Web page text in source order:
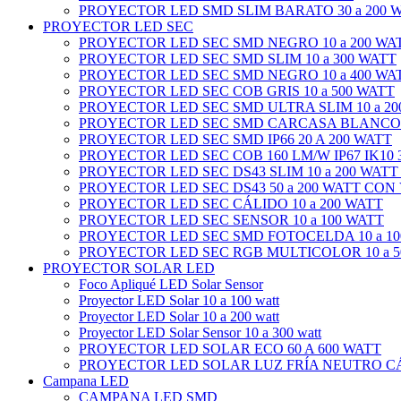
PROYECTOR LED SMD SLIM BARATO 30 a 200
PROYECTOR LED SEC
PROYECTOR LED SEC SMD NEGRO 10 a 200
PROYECTOR LED SEC SMD SLIM 10 a 300 WATT
PROYECTOR LED SEC SMD NEGRO 10 a 400
PROYECTOR LED SEC COB GRIS 10 a 500 WATT
PROYECTOR LED SEC SMD ULTRA SLIM 10 a
PROYECTOR LED SEC SMD CARCASA BLANCO
PROYECTOR LED SEC SMD IP66 20 A 200 WATT
PROYECTOR LED SEC COB 160 LM/W IP67 IK10
PROYECTOR LED SEC DS43 SLIM 10 a 200
PROYECTOR LED SEC DS43 50 a 200 WATT
PROYECTOR LED SEC CÁLIDO 10 a 200 WATT
PROYECTOR LED SEC SENSOR 10 a 100 WATT
PROYECTOR LED SEC SMD FOTOCELDA 10 a
PROYECTOR LED SEC RGB MULTICOLOR 10 a
PROYECTOR SOLAR LED
Foco Apliqué LED Solar Sensor
Proyector LED Solar 10 a 100 watt
Proyector LED Solar 10 a 200 watt
Proyector LED Solar Sensor 10 a 300 watt
PROYECTOR LED SOLAR ECO 60 A 600 WATT
PROYECTOR LED SOLAR LUZ FRÍA NEUTRO
Campana LED
CAMPANA LED SMD